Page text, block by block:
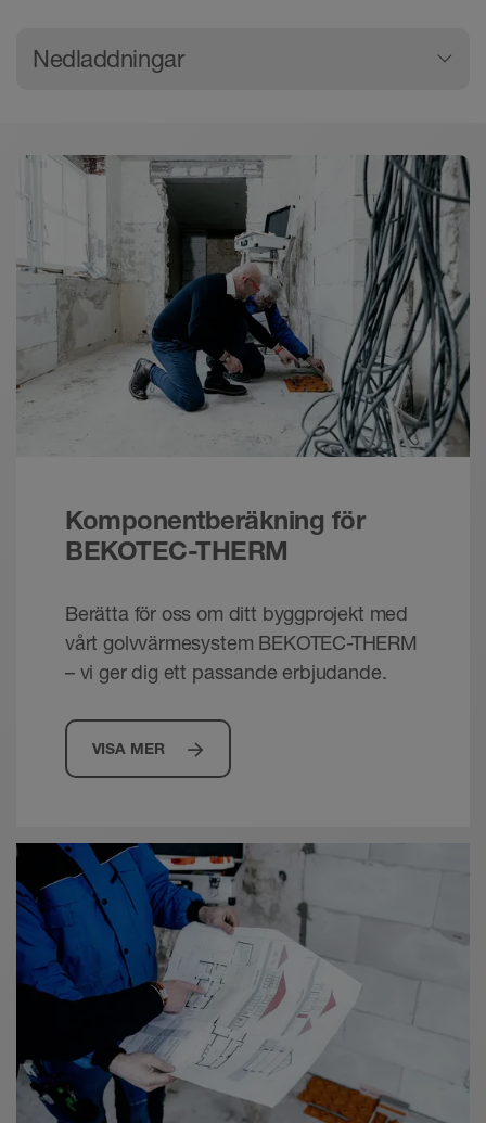
Allmän produktinformation
Nedladdningar
Nedladdning
Schlüter-BEKOTEC /-THERM - Energisnålt.
Komfortabelt. Tillförlitligt.
Broschyr - © Schlueter-Systems
PDF – 2,43 MB
Schlüter-BEKOTEC-THERM - Det keramiske
klimagulv | Teknisk manual
Teknisk handbok - © Schlüter-Systems
PDF – 14,87 MB
Komponentberäkning för
BEKOTEC-THERM
Berätta för oss om ditt byggprojekt med
vårt golvvärmesystem BEKOTEC-THERM
– vi ger dig ett passande erbjudande.
VISA MER